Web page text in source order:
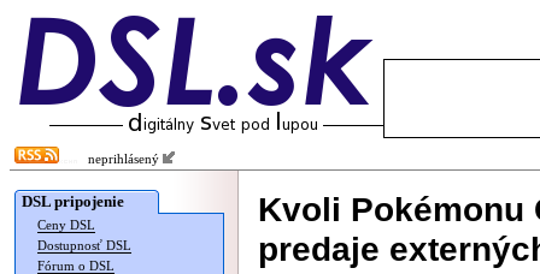
neprihlásený
DSL pripojenie
Ceny DSL
Dostupnosť DSL
Fórum o DSL
Kvoli Pokémonu
predaje